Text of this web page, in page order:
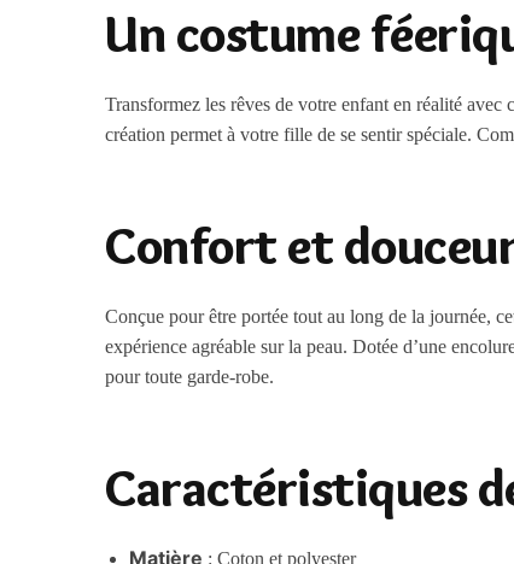
Un costume
Transformez les rêves de votre enfant en réalité avec
création permet à votre fille de se sentir spéciale.
Confort et
Conçue pour être portée tout au long de la journée,
expérience agréable sur la peau. Dotée d’une
pour toute garde-robe.
Caractéristiques
Matière : Coton et polyester